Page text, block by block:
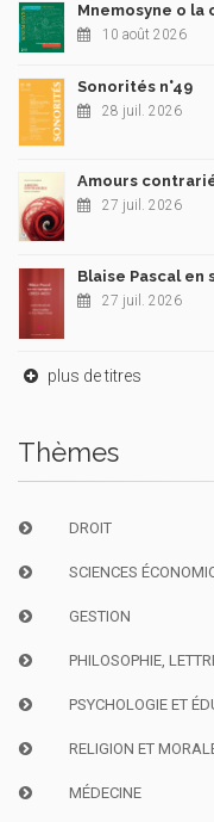
Mnemosyne o la
10 août 2026
Sonorités n°49
28 juil. 2026
Amours
27 juil. 2026
Blaise Pascal en
27 juil. 2026
plus de titres
Thèmes
DROIT
SCIENCES
GESTION
PHILOSOPHIE,
PSYCHOLOGIE ET
RELIGION ET
MÉDECINE